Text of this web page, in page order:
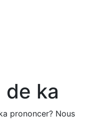
ka
prononcer? Nous